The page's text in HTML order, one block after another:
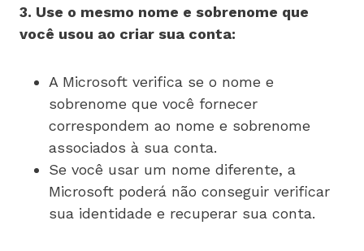
3. Use o mesmo nome e sobrenome que
você usou ao criar sua conta:
A Microsoft verifica se o nome e
sobrenome que você fornecer
correspondem ao nome e sobrenome
associados à sua conta.
Se você usar um nome diferente, a
Microsoft poderá não conseguir verificar
sua identidade e recuperar sua conta.